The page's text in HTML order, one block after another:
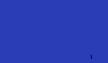
buổi sáng và có liên